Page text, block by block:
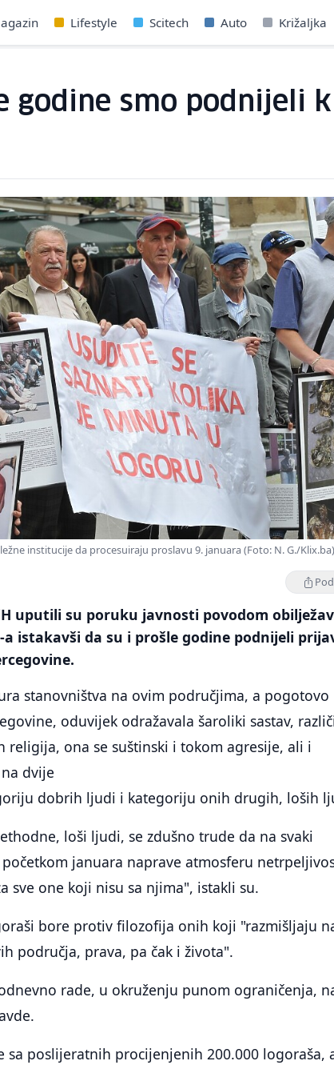
Lifestyle Scitech Auto Križaljka
godine smo podnijeli
institucije da procesuiraju proslavu 9. januara (Foto: N. G./
uputili su poruku javnosti povodom
a istakavši da su i prošle godine podnijeli
stanovništva na ovim područjima, a pogotovo
oduvijek odražavala šaroliki sastav,
religija, ona se suštinski i tokom agresije, ali i
dvije
dobrih ljudi i kategoriju onih drugih, loših
loši ljudi, se zdušno trude da na svaki
januara naprave atmosferu
sve one koji nisu sa njima", istakli su.
bore protiv filozofija onih koji "razmišljaju
područja, prava, pa čak i života".
rade, u okruženju punom ograničenja,
sa poslijeratnih procijenjenih 200.000 logoraša,